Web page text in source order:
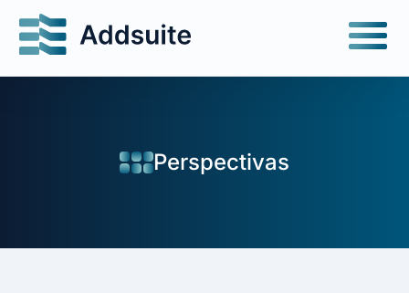
Perspectivas